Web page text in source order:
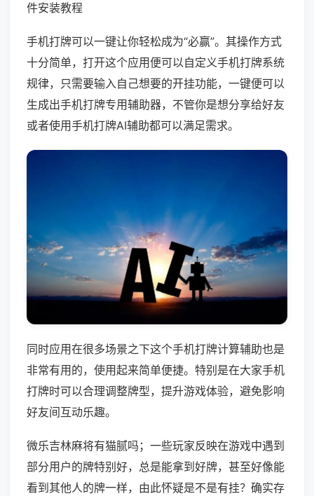
件安装教程
手机打牌可以一键让你轻松成为“必赢”。其操作方式
十分简单，打开这个应用便可以自定义手机打牌系统
规律，只需要输入自己想要的开挂功能，一键便可以
生成出手机打牌专用辅助器，不管你是想分享给好友
或者使用手机打牌AI辅助都可以满足需求。
同时应用在很多场景之下这个手机打牌计算辅助也是
非常有用的，使用起来简单便捷。特别是在大家手机
打牌时可以合理调整牌型，提升游戏体验，避免影响
好友间互动乐趣。
微乐吉林麻将有猫腻吗；一些玩家反映在游戏中遇到
部分用户的牌特别好，总是能拿到好牌，甚至好像能
看到其他人的牌一样，由此怀疑是不是有挂？确实存